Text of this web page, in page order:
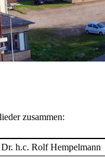
zusammen:
h.c. Rolf Hempelmann